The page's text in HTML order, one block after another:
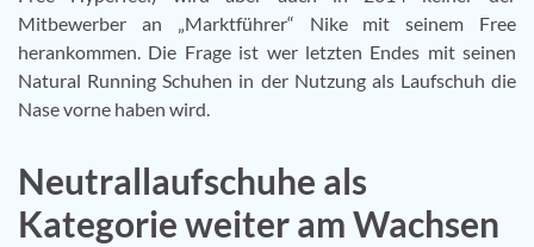
Mitbewerber an „Marktführer“ Nike mit seinem Free
herankommen. Die Frage ist wer letzten Endes mit seinen
Natural Running Schuhen in der Nutzung als Laufschuh die
Nase vorne haben wird.
Neutrallaufschuhe als
Kategorie weiter am Wachsen